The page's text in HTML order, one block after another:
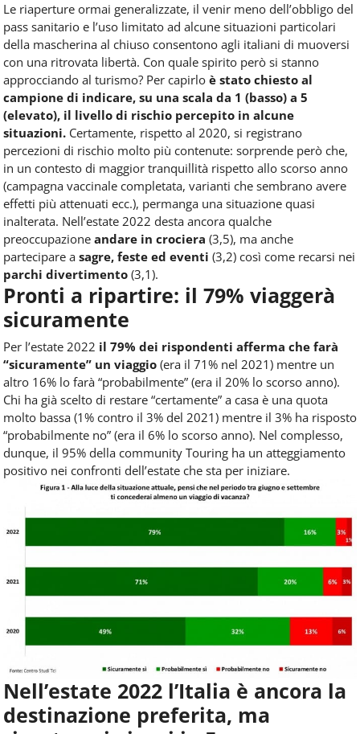
Le riaperture ormai generalizzate, il venir meno dell’obbligo del
pass sanitario e l’uso limitato ad alcune situazioni particolari
della mascherina al chiuso consentono agli italiani di muoversi
con una ritrovata libertà. Con quale spirito però si stanno
approcciando al turismo? Per capirlo è stato chiesto al
campione di indicare, su una scala da 1 (basso) a 5
(elevato), il livello di rischio percepito in alcune
situazioni. Certamente, rispetto al 2020, si registrano
percezioni di rischio molto più contenute: sorprende però che,
in un contesto di maggior tranquillità rispetto allo scorso anno
(campagna vaccinale completata, varianti che sembrano avere
effetti più attenuati ecc.), permanga una situazione quasi
inalterata. Nell’estate 2022 desta ancora qualche
preoccupazione andare in crociera (3,5), ma anche
partecipare a sagre, feste ed eventi (3,2) così come recarsi nei
parchi divertimento (3,1).
Pronti a ripartire: il 79% viaggerà
sicuramente
Per l’estate 2022 il 79% dei rispondenti afferma che farà
“sicuramente” un viaggio (era il 71% nel 2021) mentre un
altro 16% lo farà “probabilmente” (era il 20% lo scorso anno).
Chi ha già scelto di restare “certamente” a casa è una quota
molto bassa (1% contro il 3% del 2021) mentre il 3% ha risposto
“probabilmente no” (era il 6% lo scorso anno). Nel complesso,
dunque, il 95% della community Touring ha un atteggiamento
positivo nei confronti dell’estate che sta per iniziare.
Nell’estate 2022 l’Italia è ancora la
destinazione preferita, ma